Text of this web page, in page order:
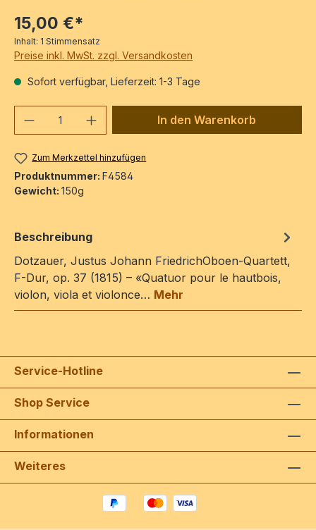
15,00 €*
Inhalt: 1 Stimmensatz
Preise inkl. MwSt. zzgl. Versandkosten
Sofort verfügbar, Lieferzeit: 1-3 Tage
Produkt Anzahl: Gib denIn den Warenkorb
Zum Merkzettel hinzufügen
Produktnummer: F4584
Gewicht: 150g
Beschreibung
Dotzauer, Justus Johann FriedrichOboen-Quartett,
F-Dur, op. 37 (1815) – «Quatuor pour le hautbois,
violon, viola et violonce… Mehr
Service-Hotline
Shop Service
Informationen
Weiteres